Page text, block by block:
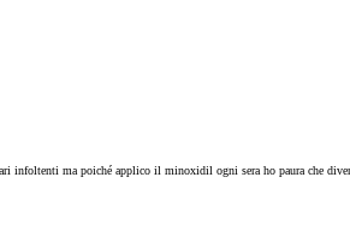
infoltenti ma poiché applico il minoxidil ogni sera ho paura che